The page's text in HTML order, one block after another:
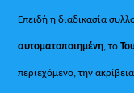
Επειδή η διαδικασία
αυτοματοποιημένη, το
περιεχόμενο, την